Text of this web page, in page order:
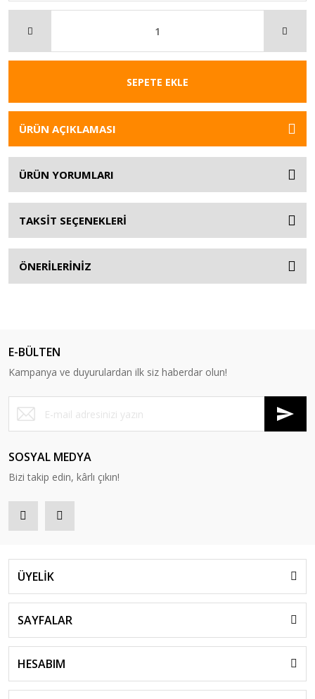
SEPETE EKLE
ÜRÜN AÇIKLAMASI
ÜRÜN YORUMLARI
TAKSİT SEÇENEKLERİ
ÖNERİLERİNİZ
E-BÜLTEN
Kampanya ve duyurulardan ilk siz haberdar olun!
SOSYAL MEDYA
Bizi takip edin, kârlı çıkın!
ÜYELİK
SAYFALAR
HESABIM